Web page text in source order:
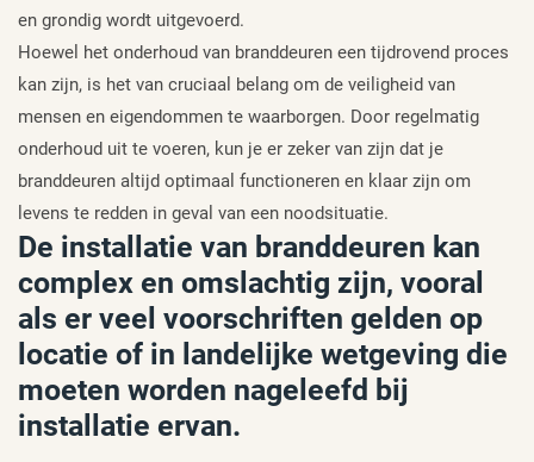
en grondig wordt uitgevoerd.
Hoewel het onderhoud van branddeuren een tijdrovend proces
kan zijn, is het van cruciaal belang om de veiligheid van
mensen en eigendommen te waarborgen. Door regelmatig
onderhoud uit te voeren, kun je er zeker van zijn dat je
branddeuren altijd optimaal functioneren en klaar zijn om
levens te redden in geval van een noodsituatie.
De installatie van branddeuren kan
complex en omslachtig zijn, vooral
als er veel voorschriften gelden op
locatie of in landelijke wetgeving die
moeten worden nageleefd bij
installatie ervan.